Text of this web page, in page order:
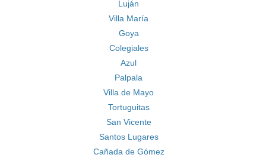
Luján
Villa María
Goya
Colegiales
Azul
Palpala
Villa de Mayo
Tortuguitas
San Vicente
Santos Lugares
Cañada de Gómez